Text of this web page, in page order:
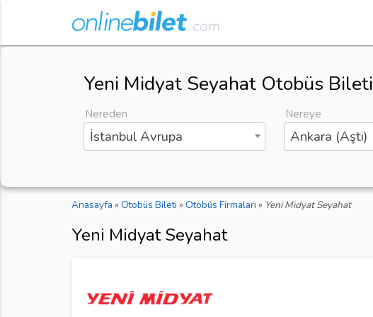
Yeni Midyat Seyahat Otobüs Bileti
Nereden
İstanbul Avrupa
Nereye
Ankara (Aşti)
Anasayfa » Otobüs Bileti » Otobüs Firmaları » Yeni Midyat Seyahat
Yeni Midyat Seyahat